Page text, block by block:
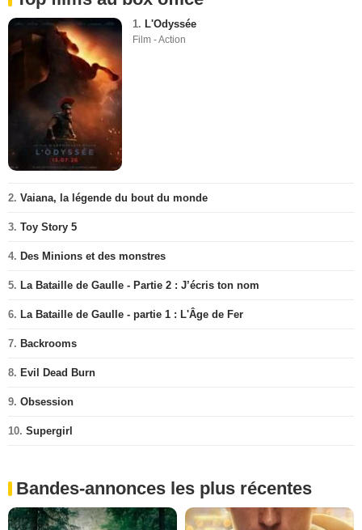
1. L'Odyssée
Film - Action
2. Vaiana, la légende du bout du monde
3. Toy Story 5
4. Des Minions et des monstres
5. La Bataille de Gaulle - Partie 2 : J’écris ton nom
6. La Bataille de Gaulle - partie 1 : L'Âge de Fer
7. Backrooms
8. Evil Dead Burn
9. Obsession
10. Supergirl
Bandes-annonces les plus récentes